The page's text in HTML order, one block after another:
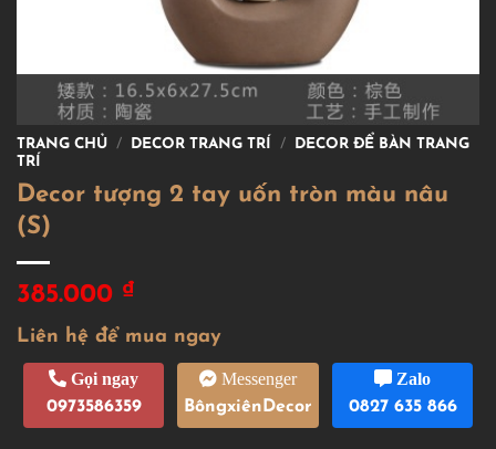
TRANG CHỦ / DECOR TRANG TRÍ /
DECOR ĐỂ BÀN TRANG
TRÍ
Decor tượng 2 tay uốn tròn màu nâu
(S)
385.000 ₫
Liên hệ để mua ngay
Gọi ngay
0973586359
Messenger
BôngxiênDecor
Zalo
0827 635 866